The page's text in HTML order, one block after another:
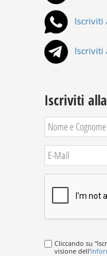
Iscriviti
Iscriviti
Iscriviti
Cliccando su
visione dell'